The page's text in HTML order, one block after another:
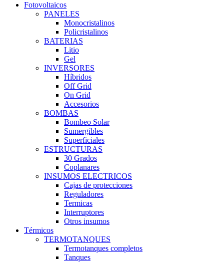
Fotovoltaicos
PANELES
Monocristalinos
Policristalinos
BATERIAS
Litio
Gel
INVERSORES
Híbridos
Off Grid
On Grid
Accesorios
BOMBAS
Bombeo Solar
Sumergibles
Superficiales
ESTRUCTURAS
30 Grados
Coplanares
INSUMOS ELECTRICOS
Cajas de protecciones
Reguladores
Termicas
Interruptores
Otros insumos
Térmicos
TERMOTANQUES
Termotanques completos
Tanques